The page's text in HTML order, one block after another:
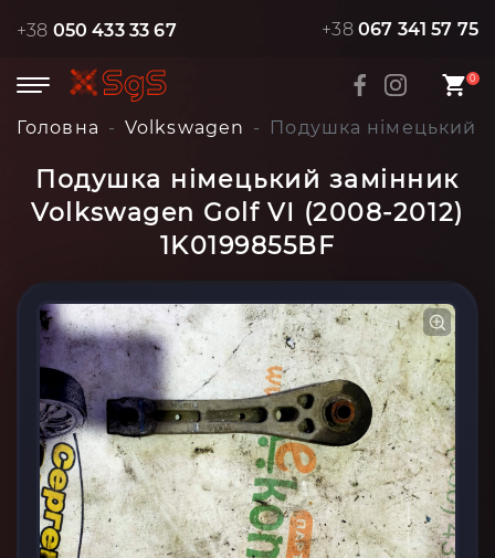
+38 050 433 33 67 +38 067 341 57 75
0
Головна Volkswagen Подушка німецький
Подушка німецький замінник
Volkswagen Golf VI (2008-2012)
1K0199855BF